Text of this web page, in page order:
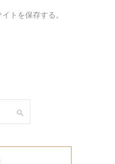
トを保存する。